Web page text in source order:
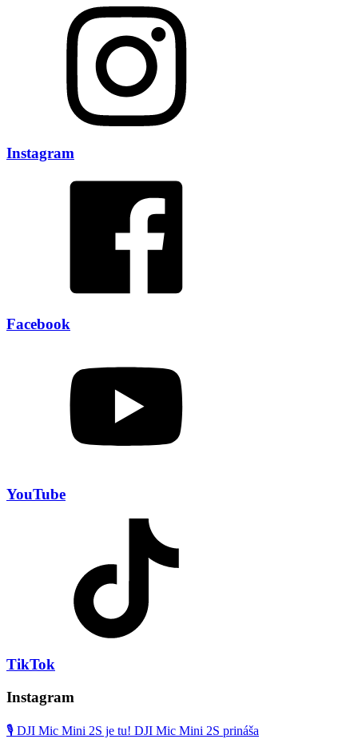
Instagram
Facebook
YouTube
TikTok
Instagram
🎙️ DJI Mic Mini 2S je tu! DJI Mic Mini 2S prináša